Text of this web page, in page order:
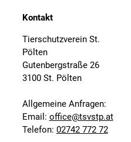
Kontakt
Tierschutzverein St.
Pölten
Gutenbergstraße 26
3100 St. Pölten
Allgemeine Anfragen:
Email: office@tsvstp.at
Telefon: 02742 772 72